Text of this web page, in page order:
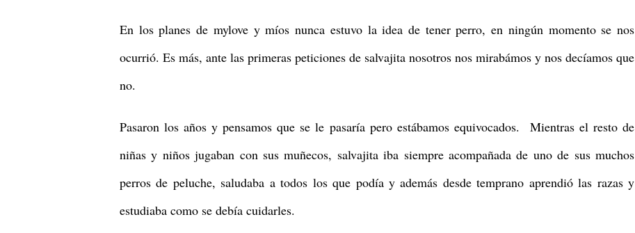
En los planes de mylove y míos nunca estuvo la idea de tener perro, en ningún momento se nos
ocurrió. Es más, ante las primeras peticiones de salvajita nosotros nos mirabámos y nos decíamos que
no.
Pasaron los años y pensamos que se le pasaría pero estábamos equivocados. Mientras el resto de
niñas y niños jugaban con sus muñecos, salvajita iba siempre acompañada de uno de sus muchos
perros de peluche, saludaba a todos los que podía y además desde temprano aprendió las razas y
estudiaba como se debía cuidarles.